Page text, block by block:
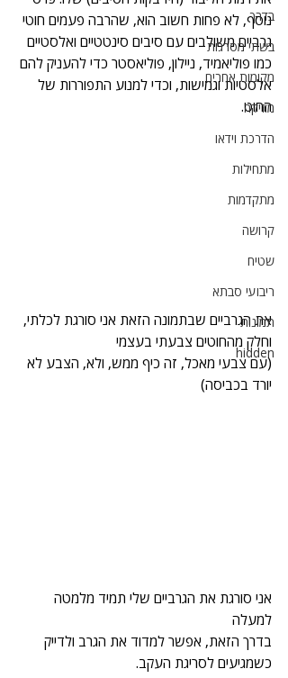
בדרך
בשתי מסרגות
מקומות אחרים
מוזיקה
הדרכת וידאו
מתחילות
מתקדמות
קרושה
שטיח
ריבועי סבתא
תמונות
hidden
נוסף, לא פחות חשוב הוא, שהרבה פעמים חוטי
גרביים משולבים עם סיבים סינטטיים ואלסטיים
כמו פוליאמיד, ניילון, פוליאסטר כדי להעניק להם
אלסטיות וגמישות, וכדי למנוע התפוררות של
החוט.
את הגרביים שבתמונה הזאת אני סורגת לכלתי,
וחלק מהחוטים צבעתי בעצמי
(עם צבעי מאכל, זה כיף ממש, ולא, הצבע לא
יורד בכביסה)
אני סורגת את הגרביים שלי תמיד מלמטה
למעלה
בדרך הזאת, אפשר למדוד את הגרב ולדייק
כשמגיעים לסריגת העקב.